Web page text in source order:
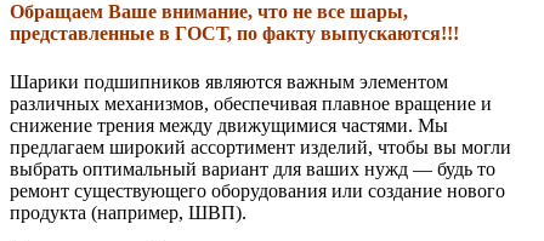
Обращаем Ваше внимание, что не все шары,
представленные в ГОСТ, по факту выпускаются!!!
Шарики подшипников являются важным элементом
различных механизмов, обеспечивая плавное вращение и
снижение трения между движущимися частями. Мы
предлагаем широкий ассортимент изделий, чтобы вы могли
выбрать оптимальный вариант для ваших нужд — будь то
ремонт существующего оборудования или создание нового
продукта (например, ШВП).